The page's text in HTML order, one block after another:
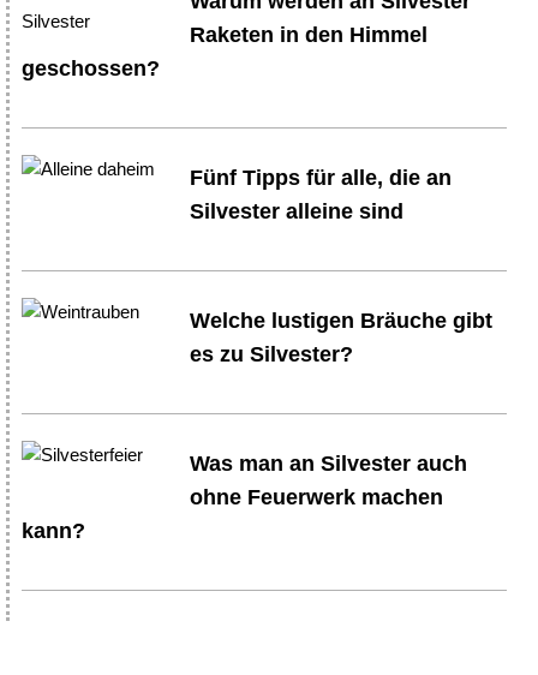
Raketen in den Himmel
geschossen?
Fünf Tipps für alle, die an
Silvester alleine sind
Welche lustigen Bräuche gibt
es zu Silvester?
Was man an Silvester auch
ohne Feuerwerk machen
kann?